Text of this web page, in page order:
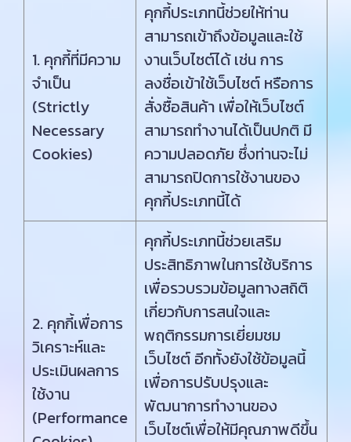
1. คุกกี้ที่มีความ
จำเป็น
(Strictly
Necessary
Cookies)
คุกกี้ประเภทนี้ช่วยให้ท่าน
สามารถเข้าถึงข้อมูลและใช้
งานเว็บไซต์ได้ เช่น การ
ลงชื่อเข้าใช้เว็บไซต์ หรือการ
สั่งซื้อสินค้า เพื่อให้เว็บไซต์
สามารถทำงานได้เป็นปกติ มี
ความปลอดภัย ซึ่งท่านจะไม่
สามารถปิดการใช้งานของ
คุกกี้ประเภทนี้ได้
2. คุกกี้เพื่อการ
วิเคราะห์และ
ประเมินผลการ
ใช้งาน
(Performance
คุกกี้ประเภทนี้ช่วยเสริม
ประสิทธิภาพในการใช้บริการ
เพื่อรวบรวมข้อมูลทางสถิติ
เกี่ยวกับการสนใจและ
พฤติกรรมการเยี่ยมชม
เว็บไซต์ อีกทั้งยังใช้ข้อมูลนี้
เพื่อการปรับปรุงและ
พัฒนาการทำงานของ
เว็บไซต์เพื่อให้มีคุณภาพดีขึ้น